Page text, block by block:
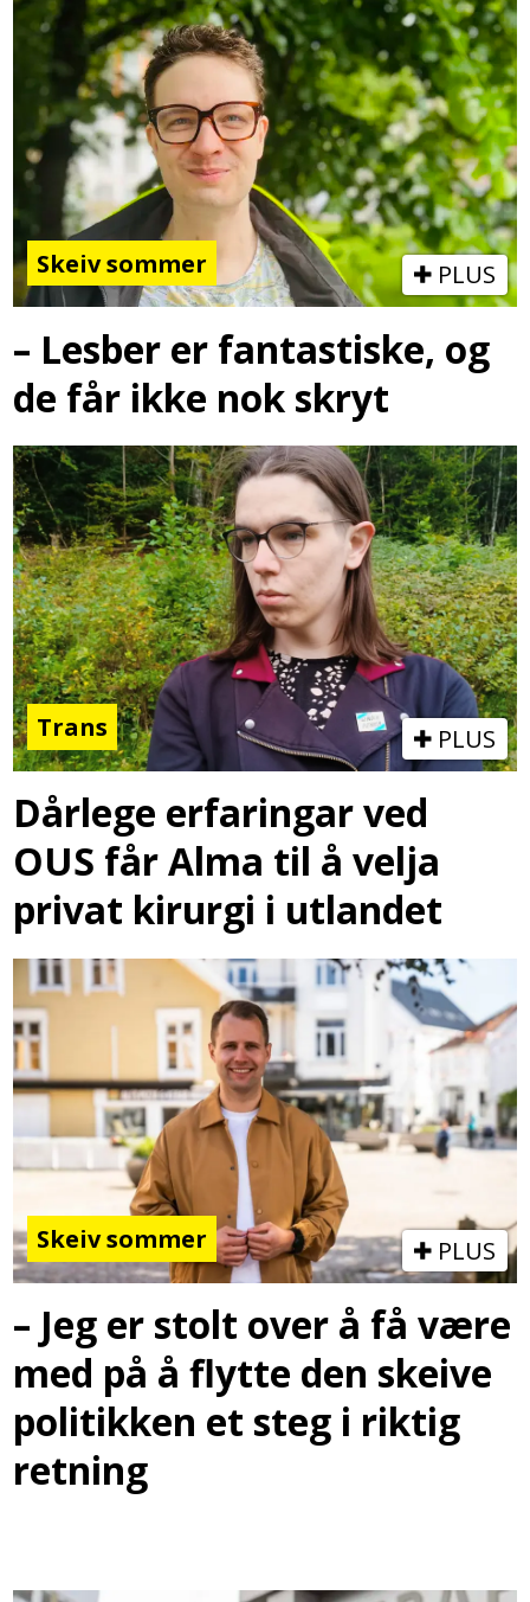
Skeiv sommer PLUS
– Lesber er fantastiske, og
de får ikke nok skryt
Trans PLUS
Dårlege erfaringar ved
OUS får Alma til å velja
privat kirurgi i utlandet
Skeiv sommer PLUS
– Jeg er stolt over å få være
med på å flytte den skeive
politikken et steg i riktig
retning